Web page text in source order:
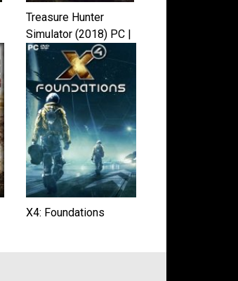
Treasure Hunter
Simulator (2018) PC |
Лицензия
X4: Foundations